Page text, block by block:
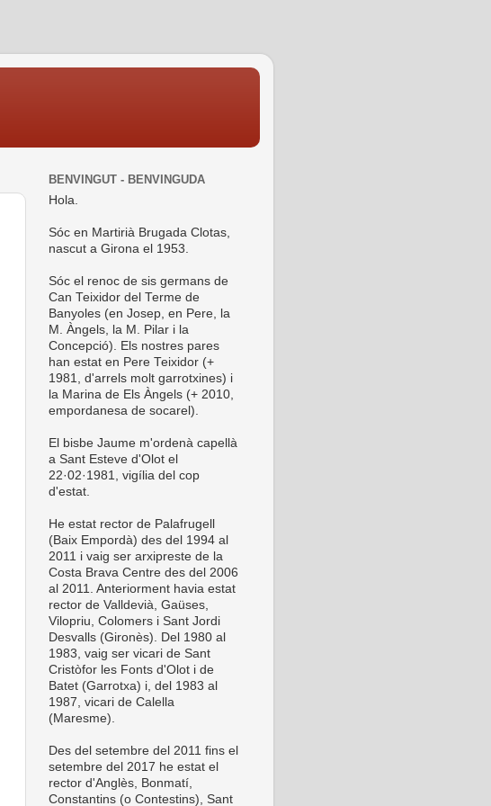
BENVINGUT - BENVINGUDA
Hola.
Sóc en Martirià Brugada Clotas,
nascut a Girona el 1953.
Sóc el renoc de sis germans de
Can Teixidor del Terme de
Banyoles (en Josep, en Pere, la
M. Àngels, la M. Pilar i la
Concepció). Els nostres pares
han estat en Pere Teixidor (+
1981, d'arrels molt garrotxines) i
la Marina de Els Àngels (+ 2010,
empordanesa de socarel).
El bisbe Jaume m'ordenà capellà
a Sant Esteve d'Olot el
22·02·1981, vigília del cop
d'estat.
He estat rector de Palafrugell
(Baix Empordà) des del 1994 al
2011 i vaig ser arxipreste de la
Costa Brava Centre des del 2006
al 2011. Anteriorment havia estat
rector de Valldevià, Gaüses,
Vilopriu, Colomers i Sant Jordi
Desvalls (Gironès). Del 1980 al
1983, vaig ser vicari de Sant
Cristòfor les Fonts d'Olot i de
Batet (Garrotxa) i, del 1983 al
1987, vicari de Calella
(Maresme).
Des del setembre del 2011 fins el
setembre del 2017 he estat el
rector d'Anglès, Bonmatí,
Constantins (o Contestins), Sant